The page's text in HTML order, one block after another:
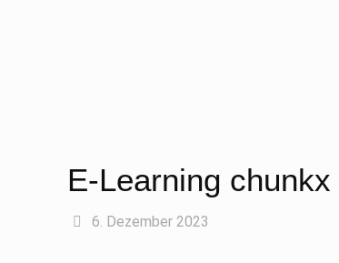
E-Learning
6. Dezember 2023